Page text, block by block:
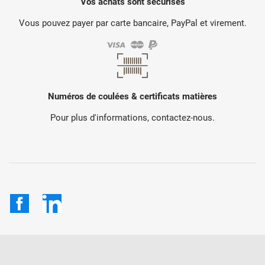
Vous pouvez payer par carte bancaire, PayPal et virement.
Numéros de coulées & certificats matières
Pour plus d'informations, contactez-nous.
FacebookLinkedIn